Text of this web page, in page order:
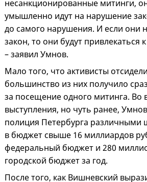
несанкционированные митинги,
умышленно идут на нарушение
до самого нарушения. И если они
закон, то они будут привлекаться
– заявил Умнов.
Мало того, что активисты
большинство из них получило
за посещение одного митинга. Во
выступления, но чуть ранее,
полиция Петербурга
в бюджет свыше 16 миллиардов
федеральный бюджет и 280
городской бюджет за год.
После того, как Вишневский